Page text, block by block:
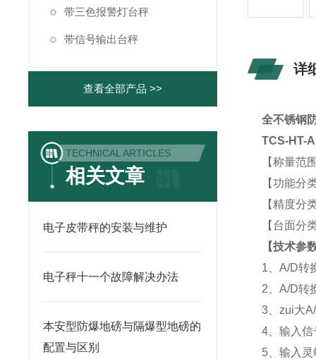
带三色报警灯台秤
带信号输出台秤
查看全部产品 >>
TECHNICAL ARTICLES
相关文章
电子皮带秤的安装与维护
电子秤十一个故障解决办法
本安型防爆地磅与隔爆型地磅的
配置与区别
详
全不锈钢
TCS-HT-
【称量范
【功能分
【精度分
【台面分
【技术参
1、A/D转
2、A/D转
3、zui大
4、输入
5、输入